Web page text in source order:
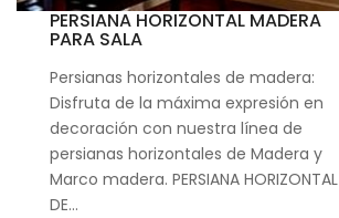
PERSIANA HORIZONTAL MADERA
PARA SALA
Persianas horizontales de madera:
Disfruta de la máxima expresión en
decoración con nuestra línea de
persianas horizontales de Madera y
Marco madera. PERSIANA HORIZONTAL
DE…